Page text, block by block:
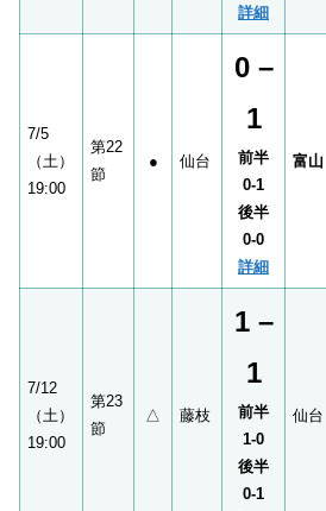
詳細
7/5
（土）
19:00
第22
節
● 仙台
0 –
1
前半
0-1
後半
0-0
詳細
富山
7/12
（土）
19:00
第23
節
△ 藤枝
1 –
1
前半
1-0
後半
0-1
仙台